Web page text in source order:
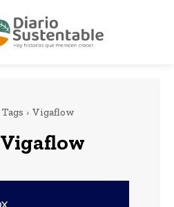
Tags Vigaflow
Vigaflow